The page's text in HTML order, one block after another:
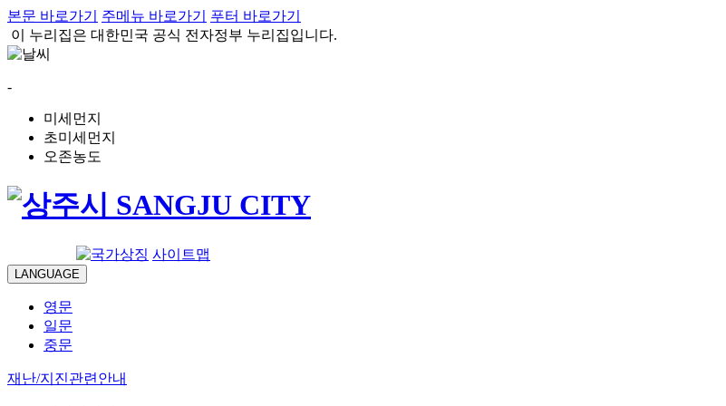
본문 바로가기 주메뉴 바로가기
푸터 바로가기
이 누리집은 대한민국 공식 전자정부 누리집입니다.
-
미세먼지
초미세먼지
오존농도
사이트맵
LANGUAGE
영문
일문
중문
재난/지진관련안내